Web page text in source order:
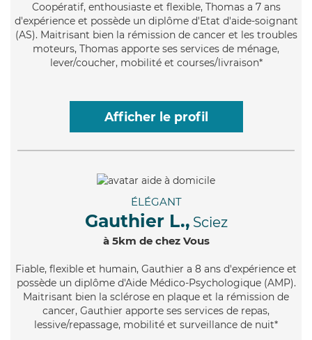
Coopératif, enthousiaste et flexible, Thomas a 7 ans
d'expérience et possède un diplôme d'Etat d'aide-soignant
(AS). Maitrisant bien la rémission de cancer et les troubles
moteurs, Thomas apporte ses services de ménage,
lever/coucher, mobilité et courses/livraison*
Afficher le profil
ÉLÉGANT
Gauthier L., Sciez
à 5km de chez Vous
Fiable, flexible et humain, Gauthier a 8 ans d'expérience et
possède un diplôme d'Aide Médico-Psychologique (AMP).
Maitrisant bien la sclérose en plaque et la rémission de
cancer, Gauthier apporte ses services de repas,
lessive/repassage, mobilité et surveillance de nuit*